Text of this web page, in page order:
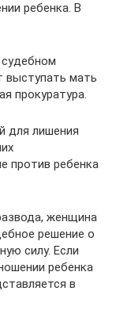
ребенка. В
судебном
выступать мать
прокуратура.
для лишения
против ребенка
женщина
решение о
силу. Если
ребенка
в